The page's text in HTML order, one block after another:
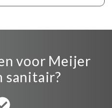
voor Meijer
sanitair?